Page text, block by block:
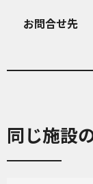
お問合せ先
同じ施設